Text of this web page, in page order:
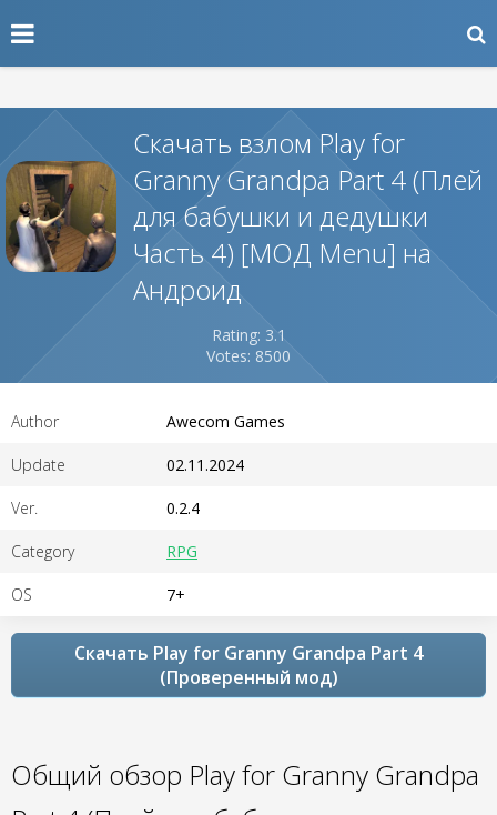
Скачать взлом Play for
Granny Grandpa Part 4 (Плей
для бабушки и дедушки
Часть 4) [МОД Menu] на
Андроид
Rating: 3.1
Votes: 8500
Author Awecom Games
Update 02.11.2024
Ver. 0.2.4
Category RPG
OS 7+
Скачать Play for Granny Grandpa Part 4
(Проверенный мод)
Общий обзор Play for Granny Grandpa